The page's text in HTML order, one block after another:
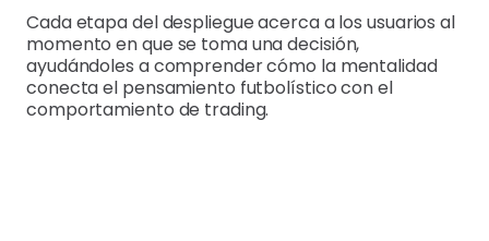
Cada etapa del despliegue acerca a los usuarios al
momento en que se toma una decisión,
ayudándoles a comprender cómo la mentalidad
conecta el pensamiento futbolístico con el
comportamiento de trading.